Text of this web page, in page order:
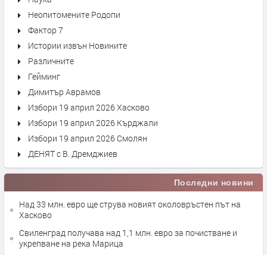
Неопитомените Родопи
Фактор 7
Истории извън Новините
Различните
Гейминг
Димитър Аврамов
Избори 19 април 2026 Хасково
Избори 19 април 2026 Кърджали
Избори 19 април 2026 Смолян
ДЕНЯТ с В. Дремджиев
Последни новини
Над 33 млн. евро ще струва новият околовръстен път на
Хасково
Свиленград получава над 1,1 млн. евро за почистване и
укрепване на река Марица